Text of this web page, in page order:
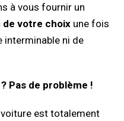
à vous fournir un
de votre choix une fois
interminable ni de
Pas de problème !
est totalement